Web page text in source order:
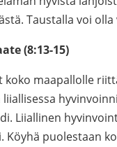
Taustalla voi
(8:13-15)
koko maapallolle
Liiallinen
Köyhä puolestaan